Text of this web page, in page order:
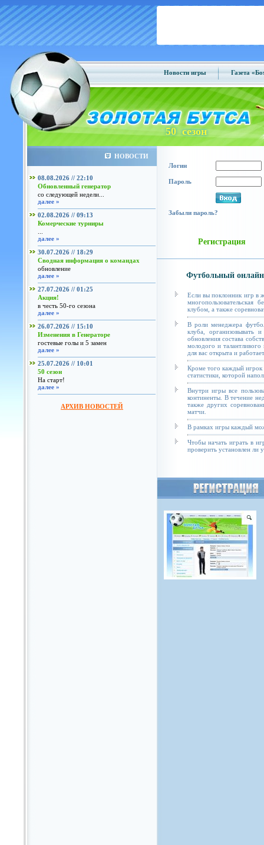
Новости игры Газета
50 сезон
НОВОСТИ
08.08.2026 // 22:10
Обновленный генератор
со следующей недели...
далее »
02.08.2026 // 09:13
Комерческие турниры
далее »
30.07.2026 // 18:29
Сводная информация о командах
обновление
далее »
27.07.2026 // 01:25
Акция!
в честь 50-го сезона
далее »
26.07.2026 // 15:10
Изменения в Генераторе
гостевые голы и 5 замен
далее »
25.07.2026 // 10:01
50 сезон
На старт!
далее »
АРХИВ НОВОСТЕЙ
Логин
Пароль
Забыли пароль?
Регистрация
Футбольный
Если вы поклонник игр в
клубом, а также
В роли менеджера
клуба, организовывать
обновления состава
молодого и талантливого
для вас открыта и
Кроме того каждый игрок
статистики, которой
Внутри игры все
континенты. В течение
также других
матчи.
В рамках игры каждый
Чтобы начать играть в
проверить установлен ли